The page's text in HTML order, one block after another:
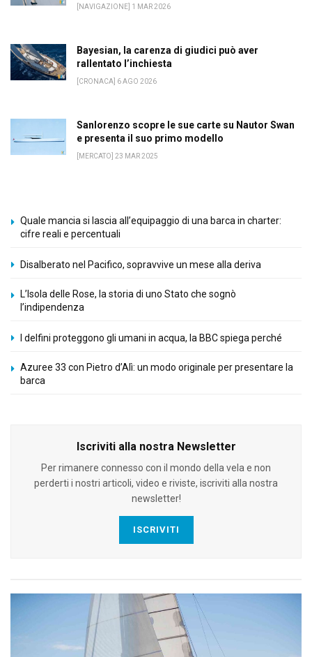
[NAVIGAZIONE] 1 MAR 2026
Bayesian, la carenza di giudici può aver
rallentato l’inchiesta
[CRONACA] 6 AGO 2026
Sanlorenzo scopre le sue carte su Nautor Swan
e presenta il suo primo modello
[MERCATO] 23 MAR 2025
Quale mancia si lascia all’equipaggio di una barca in charter:
cifre reali e percentuali
Disalberato nel Pacifico, sopravvive un mese alla deriva
L’Isola delle Rose, la storia di uno Stato che sognò
l’indipendenza
I delfini proteggono gli umani in acqua, la BBC spiega perché
Azuree 33 con Pietro d’Alì: un modo originale per presentare la
barca
Iscriviti alla nostra Newsletter
Per rimanere connesso con il mondo della vela e non
perderti i nostri articoli, video e riviste, iscriviti alla nostra
newsletter!
ISCRIVITI